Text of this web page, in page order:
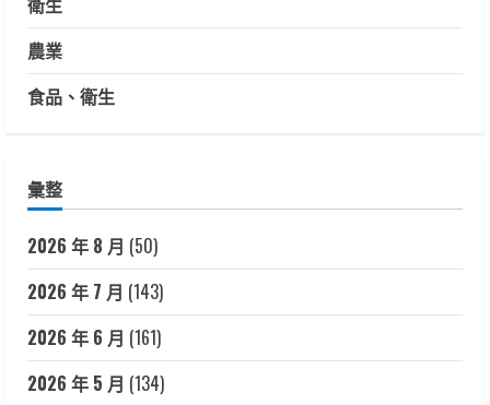
農業
食品、衛生
彙整
2026 年 8 月 (50)
2026 年 7 月 (143)
2026 年 6 月 (161)
2026 年 5 月 (134)